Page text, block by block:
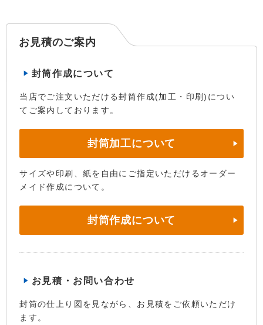
お見積のご案内
封筒作成について
当店でご注文いただける封筒作成(加工・印刷)につい
てご案内しております。
封筒加工について
サイズや印刷、紙を自由にご指定いただけるオーダー
メイド作成について。
封筒作成について
お見積・お問い合わせ
封筒の仕上り図を見ながら、お見積をご依頼いただけ
ます。